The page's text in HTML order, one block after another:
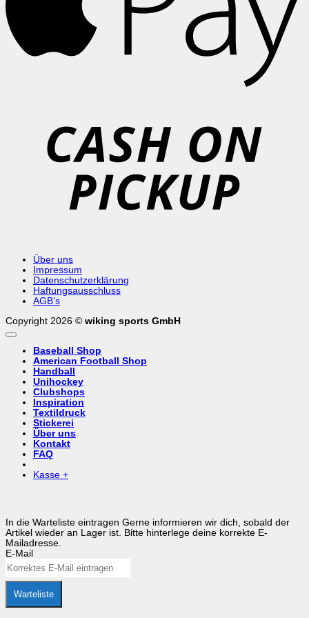
Über uns
Impressum
Datenschutzerklärung
Haftungsausschluss
AGB’s
Copyright 2026 © wiking sports GmbH
Baseball Shop
American Football Shop
Handball
Unihockey
Clubshops
Inspiration
Textildruck
Stickerei
Über uns
Kontakt
FAQ
Kasse +
In die Warteliste eintragen Gerne informieren wir dich, sobald der
Artikel wieder an Lager ist. Bitte hinterlege deine korrekte E-
Mailadresse.
E-Mail
Warteliste